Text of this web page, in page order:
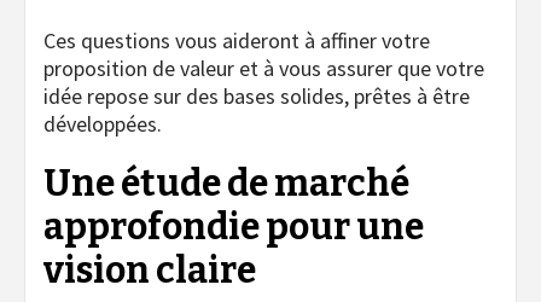
Ces questions vous aideront à affiner votre
proposition de valeur et à vous assurer que votre
idée repose sur des bases solides, prêtes à être
développées.
Une étude de marché
approfondie pour une
vision claire